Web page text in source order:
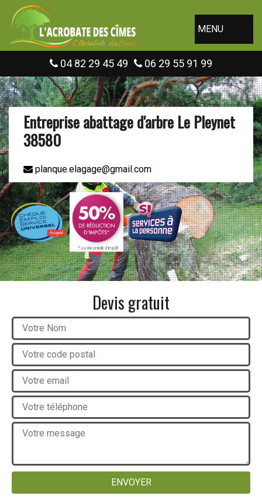
MENU
04 82 29 45 49 06 29 55 91 99
Entreprise abattage d'arbre Le Pleynet
38580
planque.elagage@gmail.com
Devis gratuit